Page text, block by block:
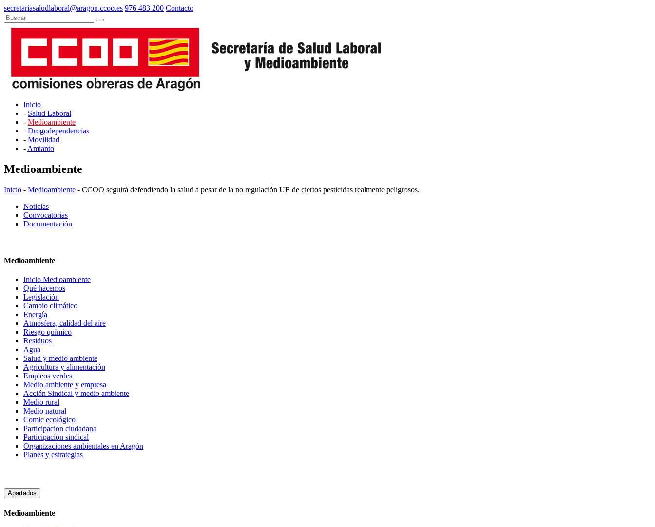
secretariasaludlaboral@aragon.ccoo.es 976 483 200 Contacto
Inicio
- Salud Laboral
- Medioambiente
- Drogodependencias
- Movilidad
- Amianto
Medioambiente
Inicio - Medioambiente - CCOO seguirá defendiendo la salud a pesar de la no regulación UE de ciertos pesticidas realmente peligrosos.
Noticias
Convocatorias
Documentación
Medioambiente
Inicio Medioambiente
Qué hacemos
Legislación
Cambio climático
Energía
Atmósfera, calidad del aire
Riesgo químico
Residuos
Agua
Salud y medio ambiente
Agricultura y alimentación
Empleos verdes
Medio ambiente y empresa
Acción Sindical y medio ambiente
Medio rural
Medio natural
Comic ecológico
Participacion ciudadana
Participación sindical
Organizaciones ambientales en Aragón
Planes y estrategias
Apartados
Medioambiente